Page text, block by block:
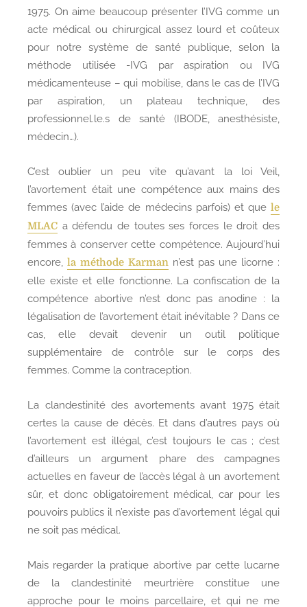
1975. On aime beaucoup présenter l’IVG comme un
acte médical ou chirurgical assez lourd et coûteux
pour notre système de santé publique, selon la
méthode utilisée -IVG par aspiration ou IVG
médicamenteuse – qui mobilise, dans le cas de l’IVG
par aspiration, un plateau technique, des
professionnel.le.s de santé (IBODE, anesthésiste,
médecin…).
C’est oublier un peu vite qu’avant la loi Veil,
l’avortement était une compétence aux mains des
femmes (avec l’aide de médecins parfois) et que le
MLAC a défendu de toutes ses forces le droit des
femmes à conserver cette compétence. Aujourd’hui
encore, la méthode Karman n’est pas une licorne :
elle existe et elle fonctionne. La confiscation de la
compétence abortive n’est donc pas anodine : la
légalisation de l’avortement était inévitable ? Dans ce
cas, elle devait devenir un outil politique
supplémentaire de contrôle sur le corps des
femmes. Comme la contraception.
La clandestinité des avortements avant 1975 était
certes la cause de décès. Et dans d’autres pays où
l’avortement est illégal, c’est toujours le cas ; c’est
d’ailleurs un argument phare des campagnes
actuelles en faveur de l’accès légal à un avortement
sûr, et donc obligatoirement médical, car pour les
pouvoirs publics il n’existe pas d’avortement légal qui
ne soit pas médical.
Mais regarder la pratique abortive par cette lucarne
de la clandestinité meurtrière constitue une
approche pour le moins parcellaire, et qui ne me